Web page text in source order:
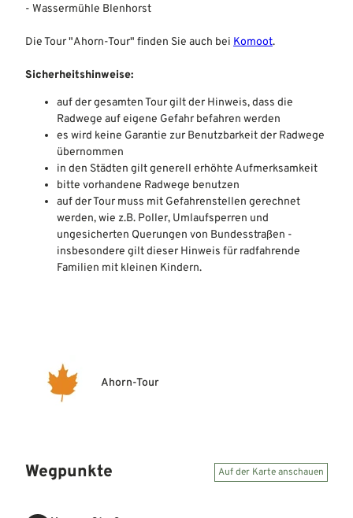
- Wassermühle Blenhorst
Die Tour "Ahorn-Tour" finden Sie auch bei Komoot.
Sicherheitshinweise:
auf der gesamten Tour gilt der Hinweis, dass die
Radwege auf eigene Gefahr befahren werden
es wird keine Garantie zur Benutzbarkeit der Radwege
übernommen
in den Städten gilt generell erhöhte Aufmerksamkeit
bitte vorhandene Radwege benutzen
auf der Tour muss mit Gefahrenstellen gerechnet
werden, wie z.B. Poller, Umlaufsperren und
ungesicherten Querungen von Bundesstraßen -
insbesondere gilt dieser Hinweis für radfahrende
Familien mit kleinen Kindern.
Ahorn-Tour
Wegpunkte Auf der Karte anschauen